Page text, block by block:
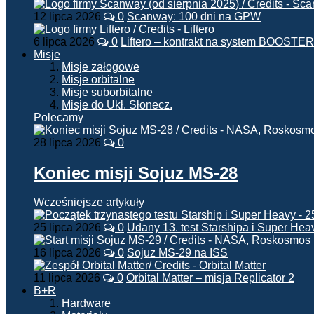
12 lipca 2026 0 Scanway: 100 dni na GPW
6 lipca 2026 0 Liftero – kontrakt na system BOOSTER
Misje
Misje załogowe
Misje orbitalne
Misje suborbitalne
Misje do Ukł. Słonecz.
Polecamy
28 lipca 2026 0
Koniec misji Sojuz MS-28
Wcześniejsze artykuły
25 lipca 2026 0 Udany 13. test Starshipa i Super
16 lipca 2026 0 Sojuz MS-29 na ISS
11 lipca 2026 0 Orbital Matter – misja Replicator 2
B+R
Hardware